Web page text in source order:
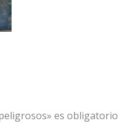
es obligatorio